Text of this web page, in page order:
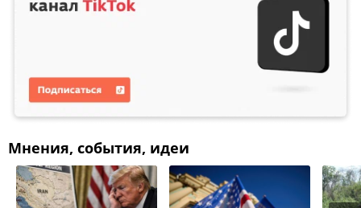
Мнения, события, идеи